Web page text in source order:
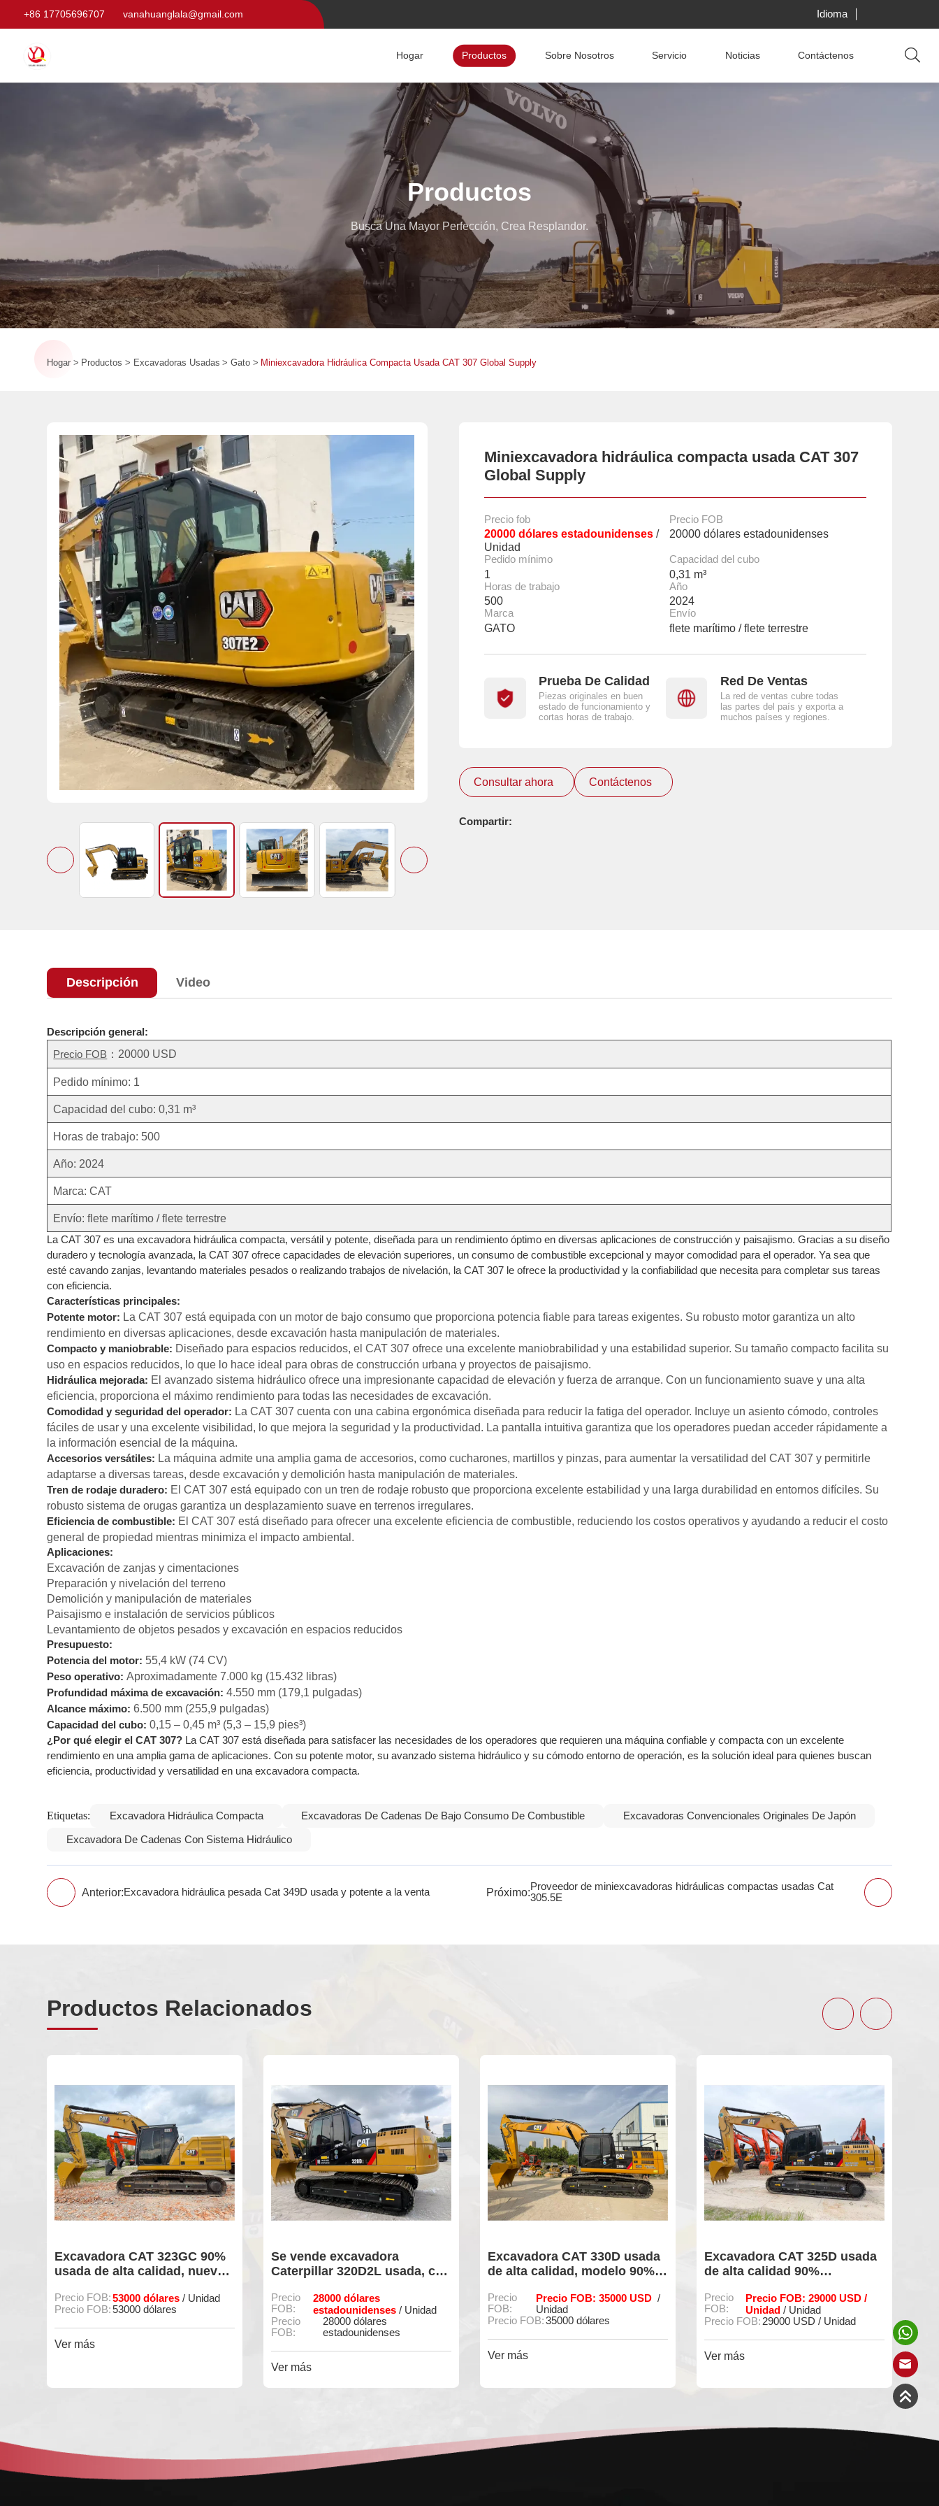
+86 17705696707 vanahuanglala@gmail.com Idioma
Hogar Productos Sobre Nosotros Servicio Noticias Contáctenos
Productos
Busca Una Mayor Perfección, Crea Resplandor.
Hogar Productos Excavadoras Usadas Gato Miniexcavadora Hidráulica Compacta Usada CAT 307 Global Supply
Miniexcavadora hidráulica compacta usada CAT 307
Global Supply
Precio fob
20000 dólares estadounidenses /
Unidad
Precio FOB
20000 dólares estadounidenses
Pedido mínimo
1
Capacidad del cubo
0,31 m³
Horas de trabajo
500
Año
2024
Marca
GATO
Envío
flete marítimo / flete terrestre
Prueba De Calidad
Piezas originales en buen
estado de funcionamiento y
cortas horas de trabajo.
Red De Ventas
La red de ventas cubre todas
las partes del país y exporta a
muchos países y regiones.
Consultar ahora Contáctenos
Compartir:
Descripción Video
Descripción general:
Precio FOB ：20000 USD
Pedido mínimo: 1
Capacidad del cubo: 0,31 m³
Horas de trabajo: 500
Año: 2024
Marca: CAT
Envío: flete marítimo / flete terrestre
La CAT 307 es una excavadora hidráulica compacta, versátil y potente, diseñada para un rendimiento óptimo en diversas aplicaciones de construcción y paisajismo. Gracias a su diseño
duradero y tecnología avanzada, la CAT 307 ofrece capacidades de elevación superiores, un consumo de combustible excepcional y mayor comodidad para el operador. Ya sea que
esté cavando zanjas, levantando materiales pesados o realizando trabajos de nivelación, la CAT 307 le ofrece la productividad y la confiabilidad que necesita para completar sus tareas
con eficiencia.
Características principales:
Potente motor: La CAT 307 está equipada con un motor de bajo consumo que proporciona potencia fiable para tareas exigentes. Su robusto motor garantiza un alto
rendimiento en diversas aplicaciones, desde excavación hasta manipulación de materiales.
Compacto y maniobrable: Diseñado para espacios reducidos, el CAT 307 ofrece una excelente maniobrabilidad y una estabilidad superior. Su tamaño compacto facilita su
uso en espacios reducidos, lo que lo hace ideal para obras de construcción urbana y proyectos de paisajismo.
Hidráulica mejorada: El avanzado sistema hidráulico ofrece una impresionante capacidad de elevación y fuerza de arranque. Con un funcionamiento suave y una alta
eficiencia, proporciona el máximo rendimiento para todas las necesidades de excavación.
Comodidad y seguridad del operador: La CAT 307 cuenta con una cabina ergonómica diseñada para reducir la fatiga del operador. Incluye un asiento cómodo, controles
fáciles de usar y una excelente visibilidad, lo que mejora la seguridad y la productividad. La pantalla intuitiva garantiza que los operadores puedan acceder rápidamente a
la información esencial de la máquina.
Accesorios versátiles: La máquina admite una amplia gama de accesorios, como cucharones, martillos y pinzas, para aumentar la versatilidad del CAT 307 y permitirle
adaptarse a diversas tareas, desde excavación y demolición hasta manipulación de materiales.
Tren de rodaje duradero: El CAT 307 está equipado con un tren de rodaje robusto que proporciona excelente estabilidad y una larga durabilidad en entornos difíciles. Su
robusto sistema de orugas garantiza un desplazamiento suave en terrenos irregulares.
Eficiencia de combustible: El CAT 307 está diseñado para ofrecer una excelente eficiencia de combustible, reduciendo los costos operativos y ayudando a reducir el costo
general de propiedad mientras minimiza el impacto ambiental.
Aplicaciones:
Excavación de zanjas y cimentaciones
Preparación y nivelación del terreno
Demolición y manipulación de materiales
Paisajismo e instalación de servicios públicos
Levantamiento de objetos pesados y excavación en espacios reducidos
Presupuesto:
Potencia del motor: 55,4 kW (74 CV)
Peso operativo: Aproximadamente 7.000 kg (15.432 libras)
Profundidad máxima de excavación: 4.550 mm (179,1 pulgadas)
Alcance máximo: 6.500 mm (255,9 pulgadas)
Capacidad del cubo: 0,15 – 0,45 m³ (5,3 – 15,9 pies³)
¿Por qué elegir el CAT 307? La CAT 307 está diseñada para satisfacer las necesidades de los operadores que requieren una máquina confiable y compacta con un excelente
rendimiento en una amplia gama de aplicaciones. Con su potente motor, su avanzado sistema hidráulico y su cómodo entorno de operación, es la solución ideal para quienes buscan
eficiencia, productividad y versatilidad en una excavadora compacta.
Etiquetas: Excavadora Hidráulica Compacta Excavadoras De Cadenas De Bajo Consumo De Combustible Excavadoras Convencionales Originales De Japón
Excavadora De Cadenas Con Sistema Hidráulico
Anterior:Excavadora hidráulica pesada Cat 349D usada y potente a la venta Próximo:Proveedor de miniexcavadoras hidráulicas compactas usadas Cat
305.5E
Productos Relacionados
Excavadora CAT 323GC 90%
usada de alta calidad, nueva y
Precio FOB:53000 dólares/ Unidad
Precio FOB:53000 dólares
Ver más
Se vende excavadora
Caterpillar 320D2L usada, con
excelente estado.
Precio
FOB:
28000 dólares
estadounidenses/ Unidad
Precio
FOB:
28000 dólares
estadounidenses
Ver más
Excavadora CAT 330D usada
de alta calidad, modelo 90%,
Precio
FOB:
Precio FOB: 35000 USD/
Unidad
Precio FOB:35000 dólares
Ver más
Excavadora CAT 325D usada
de alta calidad 90%
Precio
FOB:
Precio FOB: 29000 USD /
Unidad/ Unidad
Precio FOB:29000 USD / Unidad
Ver más
Precio
Ver